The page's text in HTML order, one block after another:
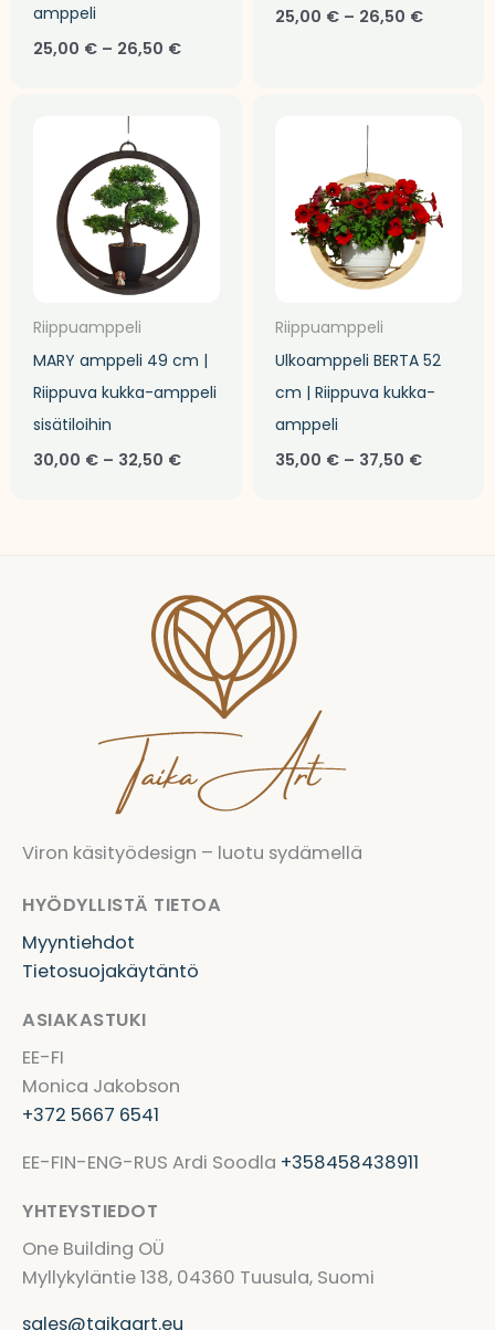
amppeli
25,00 € – 26,50 €
25,00 € – 26,50 €
Riippuamppeli
MARY amppeli 49 cm |
Riippuva kukka-amppeli
sisätiloihin
30,00 € – 32,50 €
Riippuamppeli
Ulkoamppeli BERTA 52
cm | Riippuva kukka-
amppeli
35,00 € – 37,50 €
Viron käsityödesign – luotu sydämellä
HYÖDYLLISTÄ TIETOA
Myyntiehdot
Tietosuojakäytäntö
ASIAKASTUKI
EE-FI
Monica Jakobson
+372 5667 6541
EE-FIN-ENG-RUS Ardi Soodla +358458438911
YHTEYSTIEDOT
One Building OÜ
Myllykyläntie 138, 04360 Tuusula, Suomi
sales@taikaart.eu